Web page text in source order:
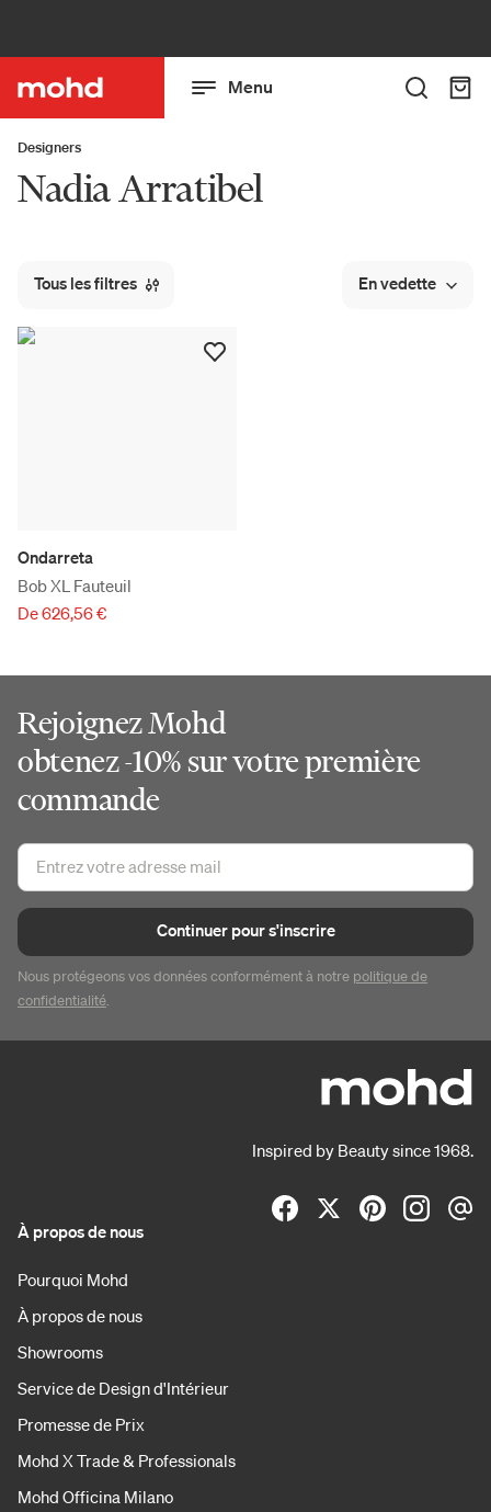
Menu
Designers
Nadia Arratibel
Tous les filtres En vedette
Ondarreta
Bob XL Fauteuil
De 626,56 €
Rejoignez Mohd
obtenez -10% sur votre première
commande
Continuer pour s'inscrire
Nous protégeons vos données conformément à notre politique de
confidentialité.
Inspired by Beauty since 1968.
À propos de nous
Pourquoi Mohd
À propos de nous
Showrooms
Service de Design d'Intérieur
Promesse de Prix
Mohd X Trade & Professionals
Mohd Officina Milano